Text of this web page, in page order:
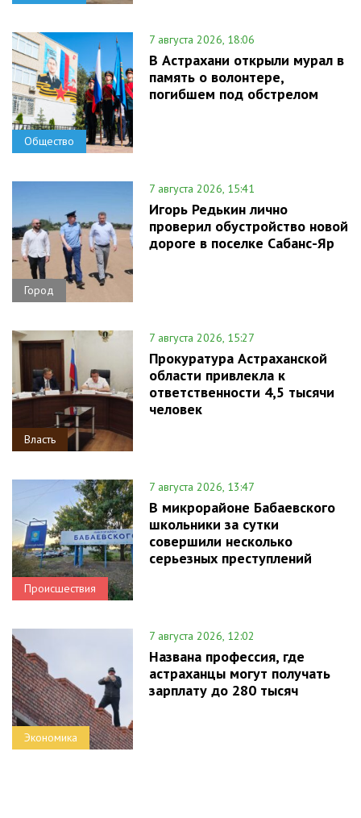
Общество
7 августа 2026, 18:06
В Астрахани открыли мурал в
память о волонтере,
погибшем под обстрелом
Город
7 августа 2026, 15:41
Игорь Редькин лично
проверил обустройство новой
дороге в поселке Сабанс-Яр
Власть
7 августа 2026, 15:27
Прокуратура Астраханской
области привлекла к
ответственности 4,5 тысячи
человек
Происшествия
7 августа 2026, 13:47
В микрорайоне Бабаевского
школьники за сутки
совершили несколько
серьезных преступлений
Экономика
7 августа 2026, 12:02
Названа профессия, где
астраханцы могут получать
зарплату до 280 тысяч